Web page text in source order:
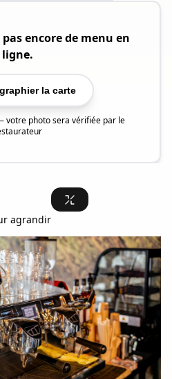
encore de menu en
ligne.
la carte
votre photo sera vérifiée par le
agrandir